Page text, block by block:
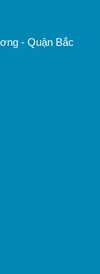
- Quận Bắc